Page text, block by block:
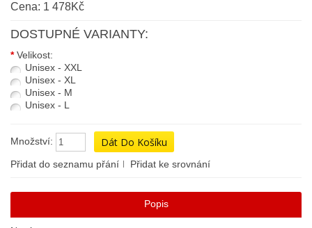
Cena: 1 478Kč
DOSTUPNÉ VARIANTY:
* Velikost:
Unisex - XXL
Unisex - XL
Unisex - M
Unisex - L
Množství:
Přidat do seznamu přání Přidat ke srovnání
Popis